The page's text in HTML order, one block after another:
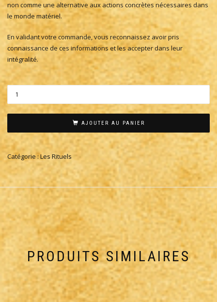
non comme une alternative aux actions concrètes nécessaires dans
le monde matériel.
En validant votre commande, vous reconnaissez avoir pris
connaissance de ces informations et les accepter dans leur
intégralité.
AJOUTER AU PANIER
Catégorie :Les Rituels
PRODUITS SIMILAIRES